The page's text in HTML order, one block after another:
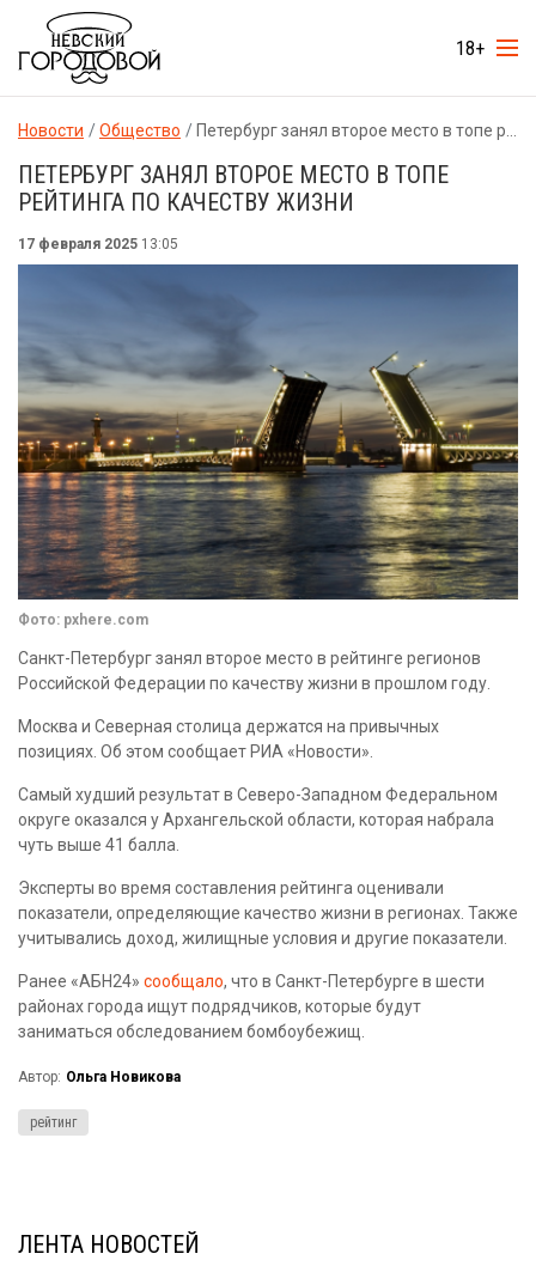
18+
Новости Общество Петербург занял второе место в топе рейтинга по качеству жизни
ПЕТЕРБУРГ ЗАНЯЛ ВТОРОЕ МЕСТО В ТОПЕ
РЕЙТИНГА ПО КАЧЕСТВУ ЖИЗНИ
17 февраля 2025 13:05
Фото: pxhere.com
Санкт-Петербург занял второе место в рейтинге регионов
Российской Федерации по качеству жизни в прошлом году.
Москва и Северная столица держатся на привычных
позициях. Об этом сообщает РИА «Новости».
Самый худший результат в Северо-Западном Федеральном
округе оказался у Архангельской области, которая набрала
чуть выше 41 балла.
Эксперты во время составления рейтинга оценивали
показатели, определяющие качество жизни в регионах. Также
учитывались доход, жилищные условия и другие показатели.
Ранее «АБН24» сообщало, что в Санкт-Петербурге в шести
районах города ищут подрядчиков, которые будут
заниматься обследованием бомбоубежищ.
Автор: Ольга Новикова
рейтинг
ЛЕНТА НОВОСТЕЙ